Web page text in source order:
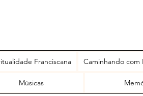
Franciscana Caminhando com
Músicas